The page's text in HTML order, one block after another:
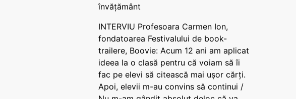
învățământ
INTERVIU Profesoara Carmen Ion,
fondatoarea Festivalului de book-
trailere, Boovie: Acum 12 ani am aplicat
ideea la o clasă pentru că voiam să îi
fac pe elevi să citească mai ușor cărți.
Apoi, elevii m-au convins să continui /